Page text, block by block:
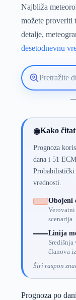
Najbliža
možete proveriti
detalje,
desetodnevnu
Pretražite
lokaciju
—
◉Kako
Prognoza
dana i 51
Probabilistički
vrednosti.
Obojeni
scenarija.
Linija
Središnja
članova
Širi raspon
Prognoza po